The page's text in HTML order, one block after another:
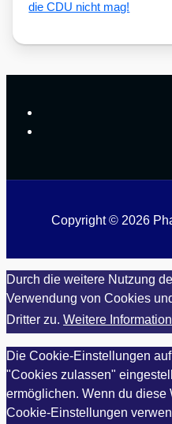
die CDU nicht mag!
Copyright © 2026
Durch die weitere Nutzung
Verwendung von Cookies
Dritter zu. Weitere
Die Cookie-Einstellungen
"Cookies zulassen"
ermöglichen. Wenn du
Cookie-Einstellungen